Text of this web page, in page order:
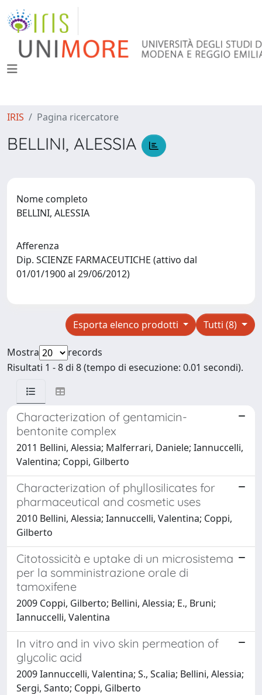
IRIS Pagina ricercatore
BELLINI, ALESSIA
Nome completo
BELLINI, ALESSIA
Afferenza
Dip. SCIENZE FARMACEUTICHE (attivo dal
01/01/1900 al 29/06/2012)
Tutti (8)
Esporta elenco prodotti
Mostra
records
Risultati 1 - 8 di 8 (tempo di esecuzione: 0.01 secondi).
Characterization of gentamicin-
bentonite complex
2011 Bellini, Alessia; Malferrari, Daniele; Iannuccelli,
Valentina; Coppi, Gilberto
Characterization of phyllosilicates for
pharmaceutical and cosmetic uses
2010 Bellini, Alessia; Iannuccelli, Valentina; Coppi,
Gilberto
Citotossicità e uptake di un microsistema
per la somministrazione orale di
tamoxifene
2009 Coppi, Gilberto; Bellini, Alessia; E., Bruni;
Iannuccelli, Valentina
In vitro and in vivo skin permeation of
glycolic acid
2009 Iannuccelli, Valentina; S., Scalia; Bellini, Alessia;
Sergi, Santo; Coppi, Gilberto